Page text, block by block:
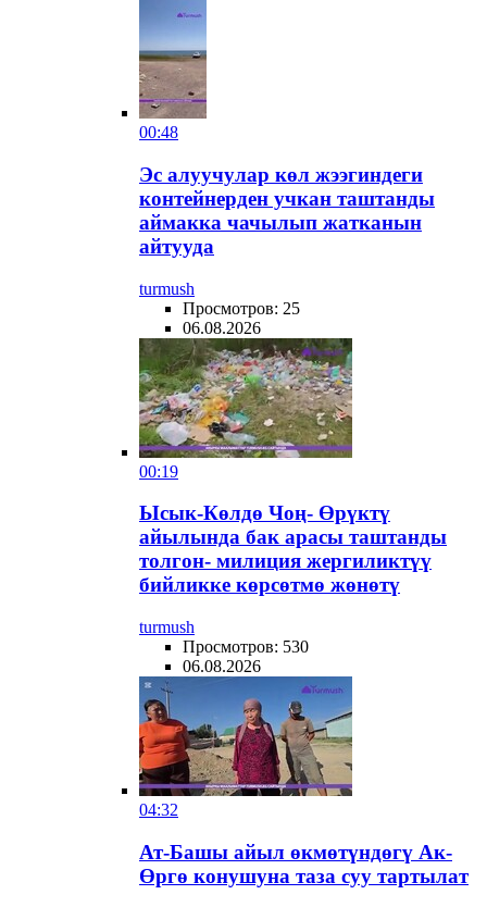
00:48
Эс алуучулар көл жээгиндеги
контейнерден учкан таштанды
аймакка чачылып жатканын
айтууда
turmush
Просмотров: 25
06.08.2026
00:19
Ысык-Көлдө Чоң- Өрүктү
айылында бак арасы таштанды
толгон- милиция жергиликтүү
бийликке көрсөтмө жөнөтү
turmush
Просмотров: 530
06.08.2026
04:32
Ат-Башы айыл өкмөтүндөгү Ак-
Өргө конушуна таза суу тартылат